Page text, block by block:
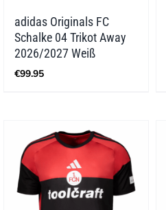
adidas Originals FC
Schalke 04 Trikot Away
2026/2027 Weiß
€99.95